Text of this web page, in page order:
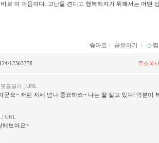
로 이 마음이다. 고난을 견디고 행복해지기 위해서는 어떤
좋아요 ｌ 공유하기 ｌ
12363378 주소복사
댓글달기 URL
군요~ 저런 자세 넘나 중요하죠~ 나는 잘 살고 있다! 덕분이
URL
해보아요~